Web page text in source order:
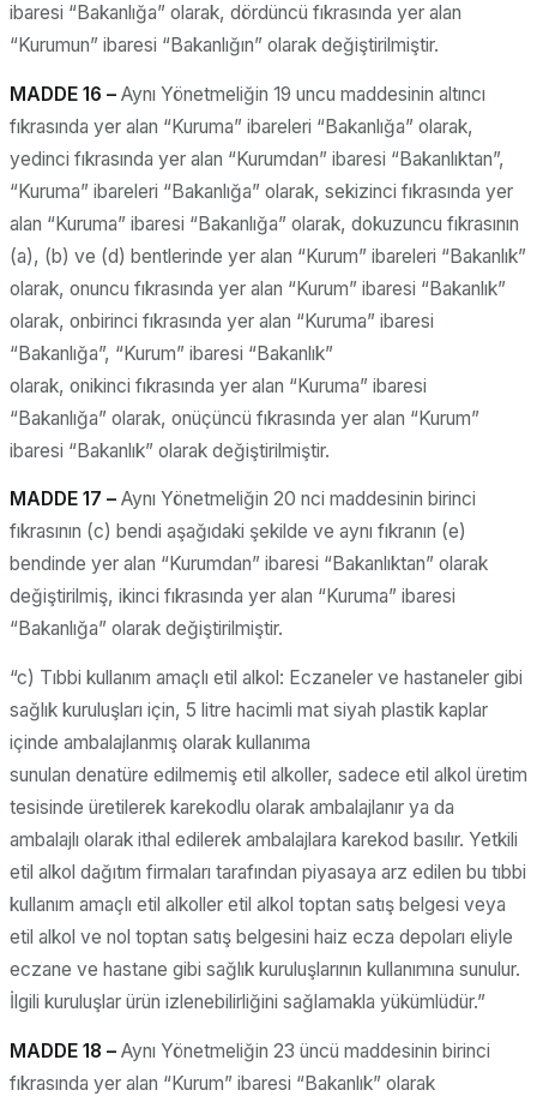
ibaresi “Bakanlığa” olarak, dördüncü fıkrasında yer alan
“Kurumun” ibaresi “Bakanlığın” olarak değiştirilmiştir.
MADDE 16 – Aynı Yönetmeliğin 19 uncu maddesinin altıncı
fıkrasında yer alan “Kuruma” ibareleri “Bakanlığa” olarak,
yedinci fıkrasında yer alan “Kurumdan” ibaresi “Bakanlıktan”,
“Kuruma” ibareleri “Bakanlığa” olarak, sekizinci fıkrasında yer
alan “Kuruma” ibaresi “Bakanlığa” olarak, dokuzuncu fıkrasının
(a), (b) ve (d) bentlerinde yer alan “Kurum” ibareleri “Bakanlık”
olarak, onuncu fıkrasında yer alan “Kurum” ibaresi “Bakanlık”
olarak, onbirinci fıkrasında yer alan “Kuruma” ibaresi
“Bakanlığa”, “Kurum” ibaresi “Bakanlık”
olarak, onikinci fıkrasında yer alan “Kuruma” ibaresi
“Bakanlığa” olarak, onüçüncü fıkrasında yer alan “Kurum”
ibaresi “Bakanlık” olarak değiştirilmiştir.
MADDE 17 – Aynı Yönetmeliğin 20 nci maddesinin birinci
fıkrasının (c) bendi aşağıdaki şekilde ve aynı fıkranın (e)
bendinde yer alan “Kurumdan” ibaresi “Bakanlıktan” olarak
değiştirilmiş, ikinci fıkrasında yer alan “Kuruma” ibaresi
“Bakanlığa” olarak değiştirilmiştir.
“c) Tıbbi kullanım amaçlı etil alkol: Eczaneler ve hastaneler gibi
sağlık kuruluşları için, 5 litre hacimli mat siyah plastik kaplar
içinde ambalajlanmış olarak kullanıma
sunulan denatüre edilmemiş etil alkoller, sadece etil alkol üretim
tesisinde üretilerek karekodlu olarak ambalajlanır ya da
ambalajlı olarak ithal edilerek ambalajlara karekod basılır. Yetkili
etil alkol dağıtım firmaları tarafından piyasaya arz edilen bu tıbbi
kullanım amaçlı etil alkoller etil alkol toptan satış belgesi veya
etil alkol ve nol toptan satış belgesini haiz ecza depoları eliyle
eczane ve hastane gibi sağlık kuruluşlarının kullanımına sunulur.
İlgili kuruluşlar ürün izlenebilirliğini sağlamakla yükümlüdür.”
MADDE 18 – Aynı Yönetmeliğin 23 üncü maddesinin birinci
fıkrasında yer alan “Kurum” ibaresi “Bakanlık” olarak